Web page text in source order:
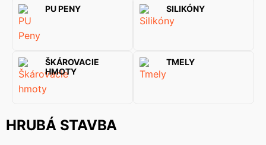
PU PENY SILIKÓNY
ŠKÁROVACIE
HMOTY
TMELY
HRUBÁ STAVBA